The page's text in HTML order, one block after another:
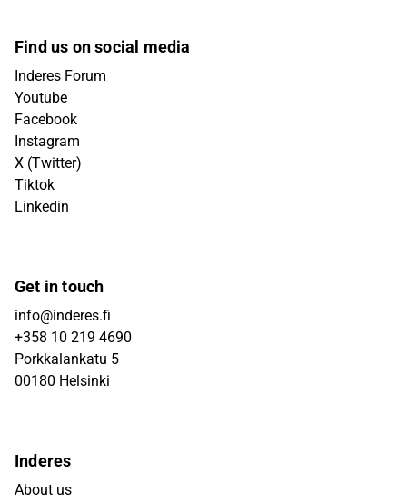
Find us on social media
Inderes Forum
Youtube
Facebook
Instagram
X (Twitter)
Tiktok
Linkedin
Get in touch
info@inderes.fi
+358 10 219 4690
Porkkalankatu 5
00180 Helsinki
Inderes
About us